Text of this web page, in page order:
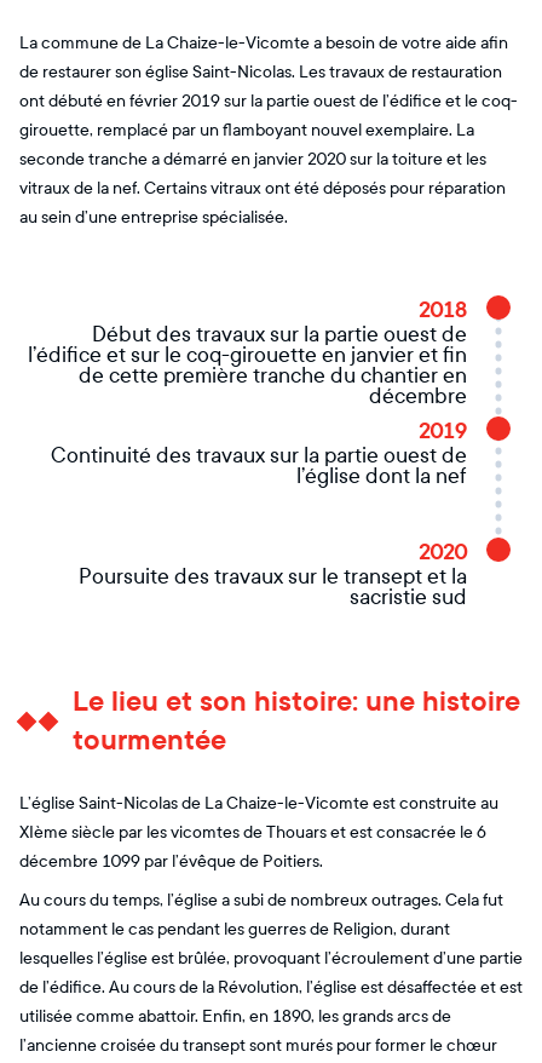
La commune de La Chaize-le-Vicomte a besoin de votre aide afin
de restaurer son église Saint-Nicolas. Les travaux de restauration
ont débuté en février 2019 sur la partie ouest de l’édifice et le coq-
girouette, remplacé par un flamboyant nouvel exemplaire. La
seconde tranche a démarré en janvier 2020 sur la toiture et les
vitraux de la nef. Certains vitraux ont été déposés pour réparation
au sein d’une entreprise spécialisée.
2018
Début des travaux sur la partie ouest de
l’édifice et sur le coq-girouette en janvier et fin
de cette première tranche du chantier en
décembre
2019
Continuité des travaux sur la partie ouest de
l’église dont la nef
2020
Poursuite des travaux sur le transept et la
sacristie sud
Le lieu et son histoire: une histoire
tourmentée
L’église Saint-Nicolas de La Chaize-le-Vicomte est construite au
XIème siècle par les vicomtes de Thouars et est consacrée le 6
décembre 1099 par l’évêque de Poitiers.
Au cours du temps, l’église a subi de nombreux outrages. Cela fut
notamment le cas pendant les guerres de Religion, durant
lesquelles l’église est brûlée, provoquant l’écroulement d’une partie
de l’édifice. Au cours de la Révolution, l’église est désaffectée et est
utilisée comme abattoir. Enfin, en 1890, les grands arcs de
l’ancienne croisée du transept sont murés pour former le chœur